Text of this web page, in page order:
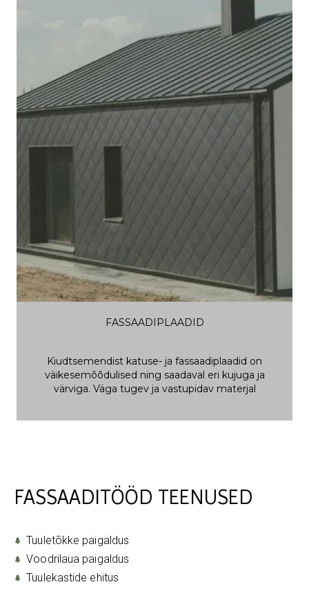
FASSAADIPLAADID
Kiudtsemendist katuse- ja fassaadiplaadid on
väikesemõõdulised ning saadaval eri kujuga ja
värviga. Väga tugev ja vastupidav materjal
FASSAADITÖÖD TEENUSED
Tuuletõkke paigaldus
Voodrilaua paigaldus
Tuulekastide ehitus